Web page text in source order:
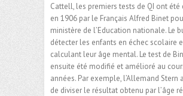
Cattell, les premiers tests de QI ont été
en 1906 par le Français Alfred Binet
ministère de l’Education nationale. Le
détecter les enfants en échec scolaire
calculant leur âge mental. Le test de
ensuite été modifié et amélioré au
années. Par exemple, l’Allemand Stern
de diviser le résultat obtenu par l’âge